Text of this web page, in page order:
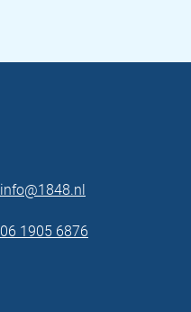
info@1848.nl
06 1905 6876